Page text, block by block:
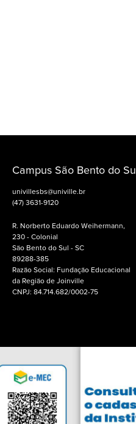
Campus São Bento do Sul
univillesbs@univille.br
(47) 3631-9120
R. Norberto Eduardo Weihermann,
230 - Colonial
São Bento do Sul - SC
89288-385
Razão Social: Fundação Educacional
da Região de Joinville
CNPJ: 84.714.682/0002-75